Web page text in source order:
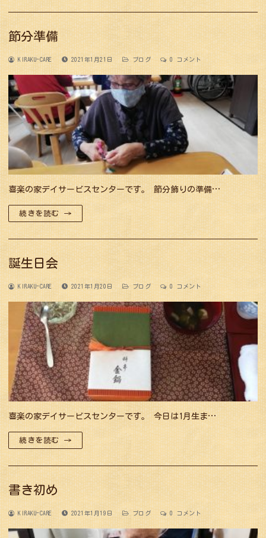
節分準備
KIRAKU-CARE 2021年1月21日 ブログ 0 コメント
喜楽の家デイサービスセンターです。 節分飾りの準備…
続きを読む →
誕生日会
KIRAKU-CARE 2021年1月20日 ブログ 0 コメント
喜楽の家デイサービスセンターです。 今日は1月生ま…
続きを読む →
書き初め
KIRAKU-CARE 2021年1月19日 ブログ 0 コメント